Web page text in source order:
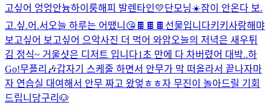
고싶어 엉엉안늉하이룽해피 발렌타인💛단모닝☀️잠이 안온다 보.
고.싶.어.서 오늘 하루는 어땠니 😘 🍫🍫🍫선물입니다키키 사랑해 먀
보고싶어 보고싶어 으악사진 더 먹어 와암오늘의 저녁은 새우튀
김 정식~ 거울샷은 디저트 입니다1초 만에 다 차버렸어 대박..하
Go!무플리🎶갑자기 스케줄 하면서 안무가 막 떠올라서 끝나자마
자 연습실 대여해서 안무 짜고 왔엏ㅎㅎ자 무진이 놀아드릴 기회
드립니당구리🐶